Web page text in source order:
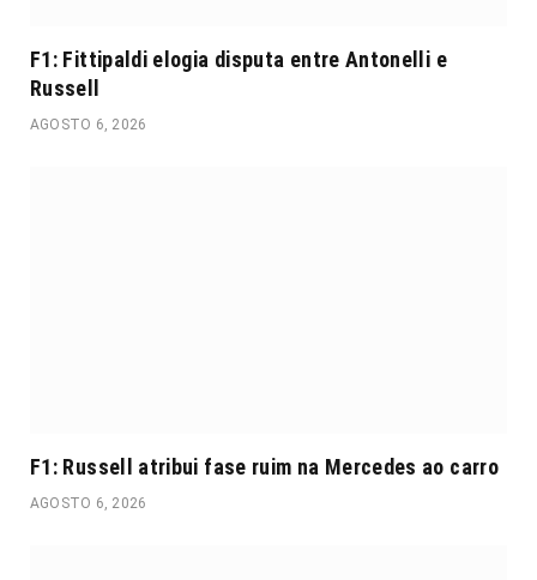
F1: Fittipaldi elogia disputa entre Antonelli e
Russell
AGOSTO 6, 2026
F1: Russell atribui fase ruim na Mercedes ao carro
AGOSTO 6, 2026